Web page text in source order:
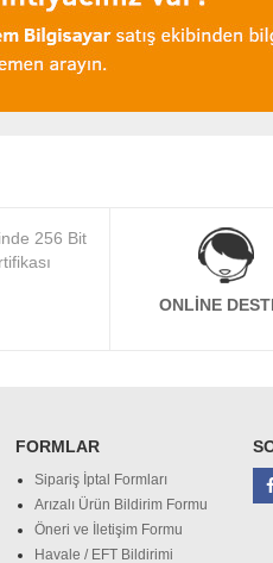
256 Bit
ONLINE
FORMLAR
Sipariş İptal Formları
Arızalı Ürün Bildirim Formu
Öneri ve İletişim Formu
Havale / EFT Bildirimi